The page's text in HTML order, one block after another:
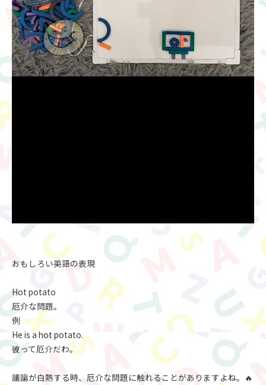
おもしろい英語の表現
Hot potato
厄介な問題。
例
He is a hot potato.
彼って厄介だわ。
議論が白熱する時、厄介な問題に触れることがありますよね。🔥